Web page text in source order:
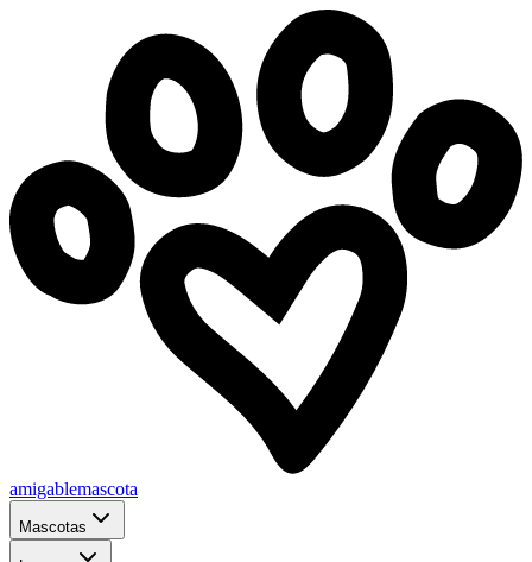
amigablemascota
Mascotas